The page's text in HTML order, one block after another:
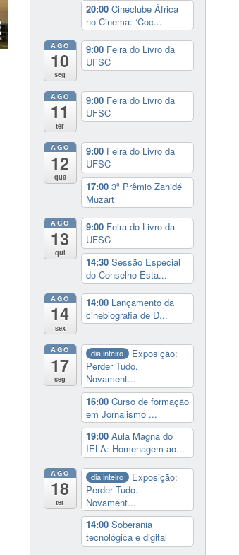
20:00 Cineclube África
no Cinema: ‘Coc...
AGO
10
seg
9:00 Feira do Livro da
UFSC
AGO
11
ter
9:00 Feira do Livro da
UFSC
AGO
12
qua
9:00 Feira do Livro da
UFSC
17:00 3º Prêmio Zahidé
Muzart
AGO
13
qui
9:00 Feira do Livro da
UFSC
14:30 Sessão Especial
do Conselho Esta...
AGO
14
sex
14:00 Lançamento da
cinebiografia de D...
AGO
17
seg
dia inteiro
Exposição:
Perder Tudo.
Novament...
16:00 Curso de formação
em Jornalismo ...
19:00 Aula Magna do
IELA: Homenagem ao...
AGO
18
ter
dia inteiro
Exposição:
Perder Tudo.
Novament...
14:00 Soberania
tecnológica e digital